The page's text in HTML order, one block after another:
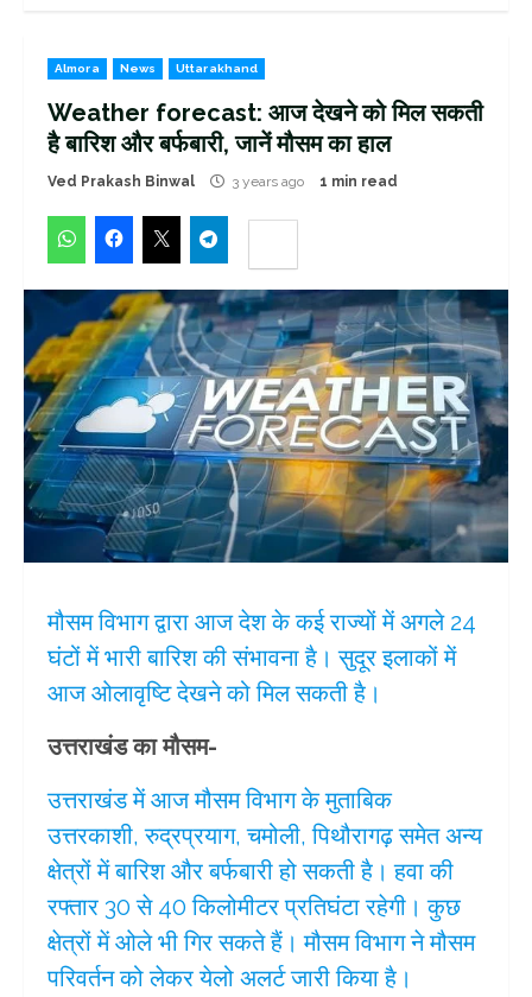
Almora News Uttarakhand
Weather forecast: आज देखने को मिल सकती
है बारिश और बर्फबारी, जानें मौसम का हाल
Ved Prakash Binwal 3 years ago 1 min read
मौसम विभाग द्वारा आज देश के कई राज्यों में अगले 24
घंटों में भारी बारिश की संभावना है। सुदूर इलाकों में
आज ओलावृष्टि देखने को मिल सकती है।
उत्तराखंड का मौसम-
उत्तराखंड में आज मौसम विभाग के मुताबिक
उत्तरकाशी, रुद्रप्रयाग, चमोली, पिथौरागढ़ समेत अन्य
क्षेत्रों में बारिश और बर्फबारी हो सकती है। हवा की
रफ्तार 30 से 40 किलोमीटर प्रतिघंटा रहेगी। कुछ
क्षेत्रों में ओले भी गिर सकते हैं। मौसम विभाग ने मौसम
परिवर्तन को लेकर येलो अलर्ट जारी किया है।